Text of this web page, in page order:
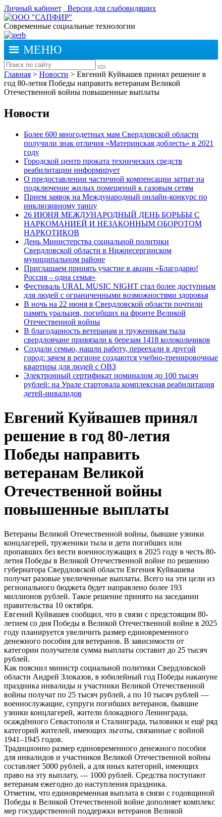
Личный кабинет Версия для слабовидящих
Современные социальные технологии
МЕНЮ
Главная > Новости > Евгений Куйвашев принял решение в
год 80-летия Победы направить ветеранам Великой
Отечественной войны повышенные выплаты
Новости
Более 600 многодетных мам Свердловской области
получили знак отличия «Материнская доблесть» в 2021
году
Городской центр проката технических средств
реабилитации информирует
О предоставлении частичной компенсации затрат на
подключение жилых помещений к газовым сетям
Прием заявок на Международный онлайн-конкурс по
инклюзивному танцу
26 ИЮНЯ МЕЖДУНАРОДНЫЙ ДЕНЬ БОРЬБЫ С
НАРКОМАНИЕЙ И НЕЗАКОННЫМ ОБОРОТОМ
НАРКОТИКОВ
День Министерства социальной политики
Свердловской области в Нижнесергинском
муниципальном районе
Приглашаем принять участие в акции «Благодарю!
Россия – одна семья»
Фестиваль URAL MUSIC NIGHT стал более доступным
для людей с ограниченными возможностями здоровья
В ночь на 22 июня в Свердловской области почтили
память уральцев, погибших на фронте Великой
Отечественной войны
В благодарность ветеранам и труженикам тыла
свердловчане привязали к березам 1418 колокольчиков
Создали семью, нашли работу, переехали в другой
город: зачем в регионе создаются учебно-тренировочные
квартиры для людей с ОВЗ
Электронный сертификат номиналом до 100 тысяч
рублей: на Урале стартовала комплексная реабилитация
детей-инвалидов
Евгений Куйвашев принял
решение в год 80-летия
Победы направить
ветеранам Великой
Отечественной войны
повышенные выплаты
Ветераны Великой Отечественной войны, бывшие узники
концлагерей, труженики тыла и дети погибших или
пропавших без вести военнослужащих в 2025 году в честь 80-
летия Победы в Великой Отечественной войне по решению
губернатора Свердловской области Евгения Куйвашева
получат разовые увеличенные выплаты. Всего на эти цели из
регионального бюджета будет направлено более 193
миллионов рублей. Такое решение принято на заседании
правительства 10 октября.
Евгений Куйвашев сообщил, что в связи с предстоящим 80-
летием со дня Победы в Великой Отечественной войне в 2025
году планируется увеличить размер единовременного
денежного пособия для ветеранов. В зависимости от
категории получателя сумма выплаты составит до 25 тысяч
рублей.
Как пояснил министр социальной политики Свердловской
области Андрей Злоказов, в юбилейный год Победы накануне
праздника инвалиды и участники Великой Отечественной
войны получат по 25 тысяч рублей, а по 10 тысяч рублей —
военнослужащие, супруги погибших ветеранов, бывшие
узники концлагерей, жители блокадного Ленинграда,
осаждённого Севастополя и Сталинграда, тыловики и ещё ряд
категорий жителей, имеющих льготы, связанные с войной
1941–1945 годов.
Традиционно размер единовременного денежного пособия
для инвалидов и участников Великой Отечественной войны
составляет 5000 рублей, а для иных категорий, имеющих
право на эту выплату, — 1000 рублей. Средства поступают
ветеранам ежегодно до наступления праздника.
Отметим, что единовременная выплата в связи с годовщиной
Победы в Великой Отечественной войне дополняет комплекс
мер государственной поддержки ветеранов Великой